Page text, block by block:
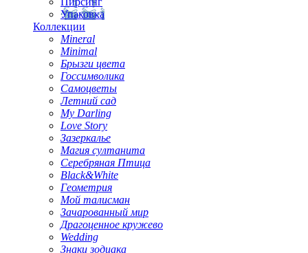
Упаковка
Коллекции
Mineral
Minimal
Брызги цвета
Госсимволика
Самоцветы
Летний сад
My Darling
Love Story
Зазеркалье
Магия султанита
Серебряная Птица
Black&White
Геометрия
Мой талисман
Зачарованный мир
Драгоценное кружево
Wedding
Знаки зодиака